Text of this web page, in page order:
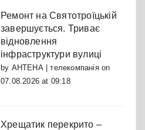
Ремонт на Святотроїцькій
завершується. Триває
відновлення
інфраструктури вулиці
by АНТЕНА | телекомпаніяon
07.08.2026 at 09:18
Хрещатик перекрито –